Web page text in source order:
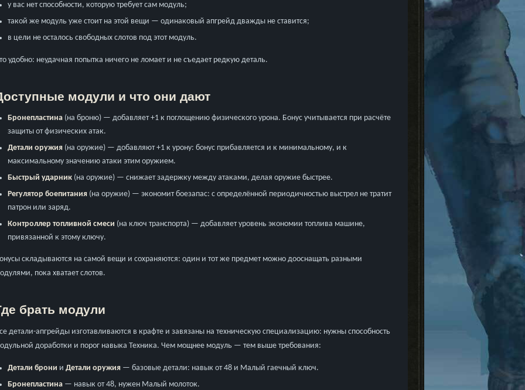
у вас нет способности, которую требует сам модуль;
такой же модуль уже стоит на этой вещи — одинаковый апгрейд дважды не ставится;
в цели не осталось свободных слотов под этот модуль.
удобно: неудачная попытка ничего не ломает и не съедает редкую деталь.
модули и что они дают
Бронепластина(на броню) — добавляет +1 к поглощению физического урона. Бонус учитывается при расчёте
защиты от физических атак.
Детали оружия(на оружие) — добавляют +1 к урону: бонус прибавляется и к минимальному, и к
максимальному значению атаки этим оружием.
Быстрый ударник(на оружие) — снижает задержку между атаками, делая оружие быстрее.
Регулятор боепитания(на оружие) — экономит боезапас: с определённой периодичностью выстрел не тратит
патрон или заряд.
Контроллер топливной смеси (на ключ транспорта) — добавляет уровень экономии топлива машине,
привязанной к этому ключу.
складываются на самой вещи и сохраняются: один и тот же предмет можно дооснащать разными
пока хватает слотов.
брать модули
детали-апгрейды изготавливаются в крафте и завязаны на техническую специализацию: нужны способность
доработки и порог навыка Техника. Чем мощнее модуль — тем выше требования:
Детали брони и Детали оружия— базовые детали: навык от 48 и Малый гаечный ключ.
Бронепластина— навык от 48, нужен Малый молоток.